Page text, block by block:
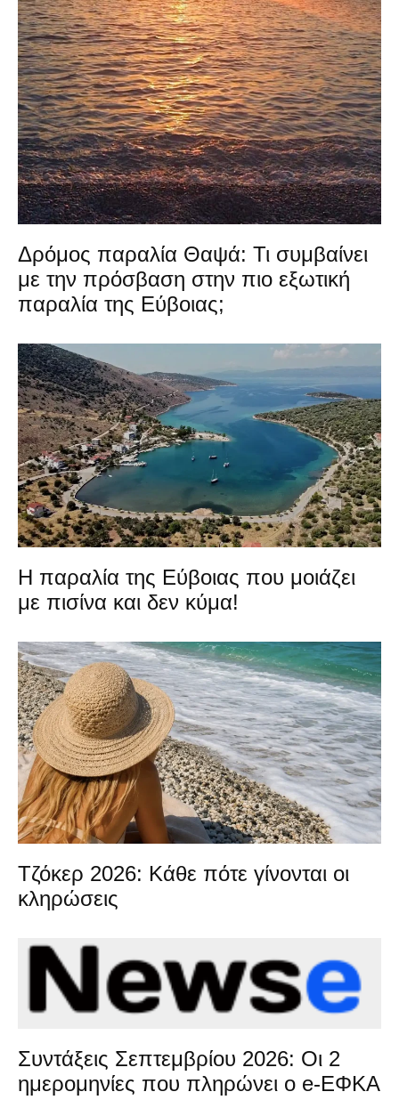
Δρόμος παραλία Θαψά: Τι συμβαίνει
με την πρόσβαση στην πιο εξωτική
παραλία της Εύβοιας;
Η παραλία της Εύβοιας που μοιάζει
με πισίνα και δεν κύμα!
Τζόκερ 2026: Κάθε πότε γίνονται οι
κληρώσεις
Συντάξεις Σεπτεμβρίου 2026: Οι 2
ημερομηνίες που πληρώνει ο e-ΕΦΚΑ